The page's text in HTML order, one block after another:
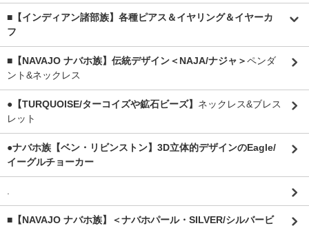
■【インディアン諸部族】各種ピアス＆イヤリング＆イヤーカ
フ
■【NAVAJO ナバホ族】伝統デザイン＜NAJA/ナジャ＞ペンダ
ント&ネックレス
●【TURQUOISE/ターコイズや鉱石ビーズ】 ネックレス&ブレス
レット
●ナバホ族【ベン・リビンストン】3D立体的デザインのEagle/
イーグルチョーカー
■【NAVAJO ナバホ族】＜ナバホパール・SILVER/シルバービ